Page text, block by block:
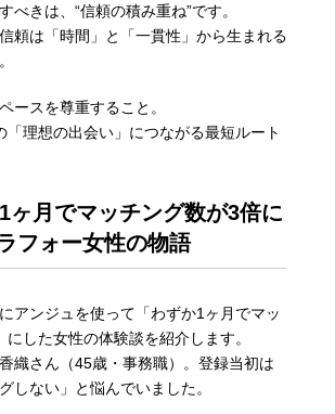
べきは、“信頼の積み重ね”です。
頼は「時間」と「一貫性」から生まれる
ースを尊重すること。
「理想の出会い」につながる最短ルート
ヶ月でマッチング数が3倍に
フォー女性の物語
アンジュを使って「わずか1ヶ月でマッ
した女性の体験談を紹介します。
織さん（45歳・事務職）。登録当初は
しない」と悩んでいました。